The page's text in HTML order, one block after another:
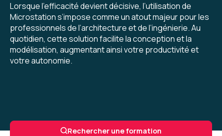
Lorsque l’efficacité devient décisive, l’utilisation de
Microstation s’impose comme un atout majeur pour les
professionnels de l’architecture et de l’ingénierie. Au
quotidien, cette solution facilite la conception et la
modélisation, augmentant ainsi votre productivité et
votre autonomie.
Rechercher une formation